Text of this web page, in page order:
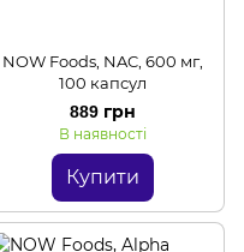
NOW Foods, NAC, 600 мг,
100 капсул
889 грн
В наявності
Купити